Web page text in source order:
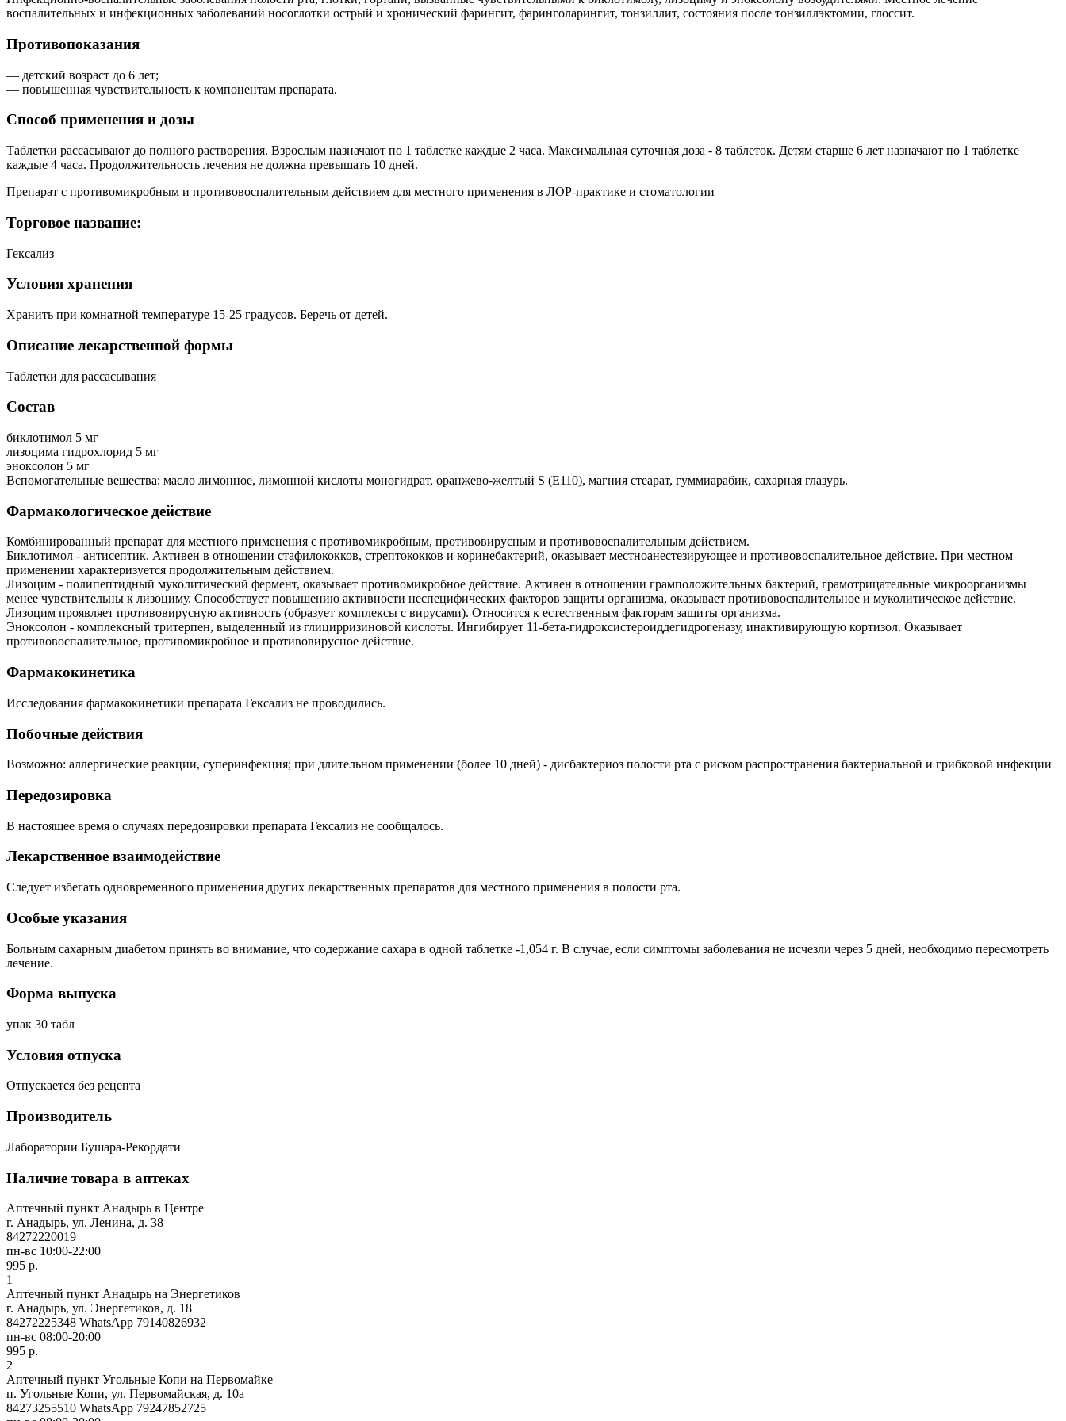
воспалительных и инфекционных заболеваний носоглотки острый и хронический фарингит, фаринголарингит, тонзиллит, состояния после тонзиллэктомии, глоссит.
Противопоказания
— детский возраст до 6 лет;
— повышенная чувствительность к компонентам препарата.
Способ применения и дозы
Таблетки рассасывают до полного растворения. Взрослым назначают по 1 таблетке каждые 2 часа. Максимальная суточная доза - 8 таблеток. Детям старше 6 лет назначают по 1 таблетке
каждые 4 часа. Продолжительность лечения не должна превышать 10 дней.
Препарат с противомикробным и противовоспалительным действием для местного применения в ЛОР-практике и стоматологии
Торговое название:
Гексализ
Условия хранения
Хранить при комнатной температуре 15-25 градусов. Беречь от детей.
Описание лекарственной формы
Таблетки для рассасывания
Состав
биклотимол 5 мг
лизоцима гидрохлорид 5 мг
эноксолон 5 мг
Вспомогательные вещества: масло лимонное, лимонной кислоты моногидрат, оранжево-желтый S (Е110), магния стеарат, гуммиарабик, сахарная глазурь.
Фармакологическое действие
Комбинированный препарат для местного применения с противомикробным, противовирусным и противовоспалительным действием.
Биклотимол - антисептик. Активен в отношении стафилококков, стрептококков и коринебактерий, оказывает местноанестезирующее и противовоспалительное действие. При местном
применении характеризуется продолжительным действием.
Лизоцим - полипептидный муколитический фермент, оказывает противомикробное действие. Активен в отношении грамположительных бактерий, грамотрицательные микроорганизмы
менее чувствительны к лизоциму. Способствует повышению активности неспецифических факторов защиты организма, оказывает противовоспалительное и муколитическое действие.
Лизоцим проявляет противовирусную активность (образует комплексы с вирусами). Относится к естественным факторам защиты организма.
Эноксолон - комплексный тритерпен, выделенный из глицирризиновой кислоты. Ингибирует 11-бета-гидроксистероиддегидрогеназу, инактивирующую кортизол. Оказывает
противовоспалительное, противомикробное и противовирусное действие.
Фармакокинетика
Исследования фармакокинетики препарата Гексализ не проводились.
Побочные действия
Возможно: аллергические реакции, суперинфекция; при длительном применении (более 10 дней) - дисбактериоз полости рта с риском распространения бактериальной и грибковой инфекции
Передозировка
В настоящее время о случаях передозировки препарата Гексализ не сообщалось.
Лекарственное взаимодействие
Следует избегать одновременного применения других лекарственных препаратов для местного применения в полости рта.
Особые указания
Больным сахарным диабетом принять во внимание, что содержание сахара в одной таблетке -1,054 г. В случае, если симптомы заболевания не исчезли через 5 дней, необходимо пересмотреть
лечение.
Форма выпуска
упак 30 табл
Условия отпуска
Отпускается без рецепта
Производитель
Лаборатории Бушара-Рекордати
Наличие товара в аптеках
Аптечный пункт Анадырь в Центре
г. Анадырь, ул. Ленина, д. 38
84272220019
пн-вс 10:00-22:00
995 р.
1
Аптечный пункт Анадырь на Энергетиков
г. Анадырь, ул. Энергетиков, д. 18
84272225348 WhatsApp 79140826932
пн-вс 08:00-20:00
995 р.
2
Аптечный пункт Угольные Копи на Первомайке
п. Угольные Копи, ул. Первомайская, д. 10а
84273255510 WhatsApp 79247852725